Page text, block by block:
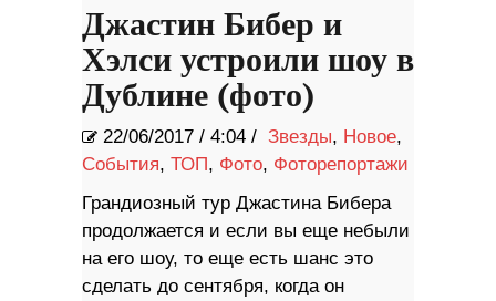
Джастин Бибер и
Хэлси устроили шоу в
Дублине (фото)
22/06/2017 / 4:04 / Звезды, Новое,
События, ТОП, Фото, Фоторепортажи
Грандиозный тур Джастина Бибера
продолжается и если вы еще небыли
на его шоу, то еще есть шанс это
сделать до сентября, когда он